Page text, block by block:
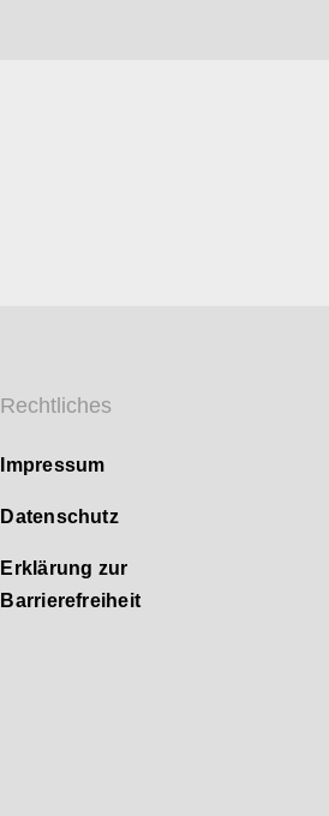
Rechtliches
Impressum
Datenschutz
Erklärung zur
Barrierefreiheit